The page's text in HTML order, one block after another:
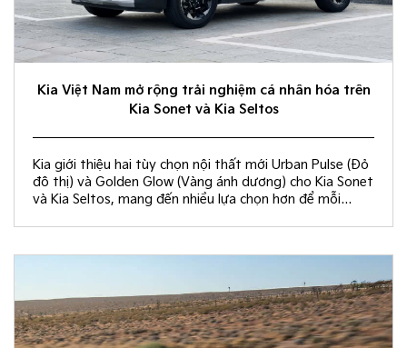
Kia Việt Nam mở rộng trải nghiệm cá nhân hóa trên
Kia Sonet và Kia Seltos
Kia giới thiệu hai tùy chọn nội thất mới Urban Pulse (Đỏ
đô thị) và Golden Glow (Vàng ánh dương) cho Kia Sonet
và Kia Seltos, mang đến nhiều lựa chọn hơn để mỗi